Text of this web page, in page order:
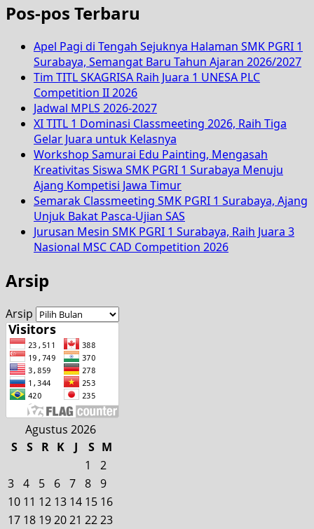
Pos-pos Terbaru
Apel Pagi di Tengah Sejuknya Halaman SMK PGRI 1
Surabaya, Semangat Baru Tahun Ajaran 2026/2027
Tim TITL SKAGRISA Raih Juara 1 UNESA PLC
Competition II 2026
Jadwal MPLS 2026-2027
XI TITL 1 Dominasi Classmeeting 2026, Raih Tiga
Gelar Juara untuk Kelasnya
Workshop Samurai Edu Painting, Mengasah
Kreativitas Siswa SMK PGRI 1 Surabaya Menuju
Ajang Kompetisi Jawa Timur
Semarak Classmeeting SMK PGRI 1 Surabaya, Ajang
Unjuk Bakat Pasca-Ujian SAS
Jurusan Mesin SMK PGRI 1 Surabaya, Raih Juara 3
Nasional MSC CAD Competition 2026
Arsip
Arsip
Agustus 2026
S
S R K J S M
1
2
3 4 5 6 7 8 9
10 11 12 13 14 15 16
17 18 192021 2223